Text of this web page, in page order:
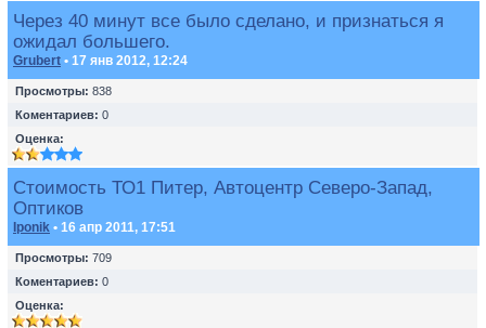
Через 40 минут все было сделано, и признаться я
ожидал большего.
Grubert • 17 янв 2012, 12:24
Просмотры: 838
Коментариев: 0
Оценка:
Стоимость ТО1 Питер, Автоцентр Северо-Запад,
Оптиков
Iponik • 16 апр 2011, 17:51
Просмотры: 709
Коментариев: 0
Оценка: